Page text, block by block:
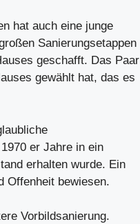
hat auch eine junge
Sanierungsetappen
geschafft. Das Paar
gewählt hat, das es
er Jahre in ein
erhalten wurde. Ein
Offenheit bewiesen.
Vorbildsanierung.